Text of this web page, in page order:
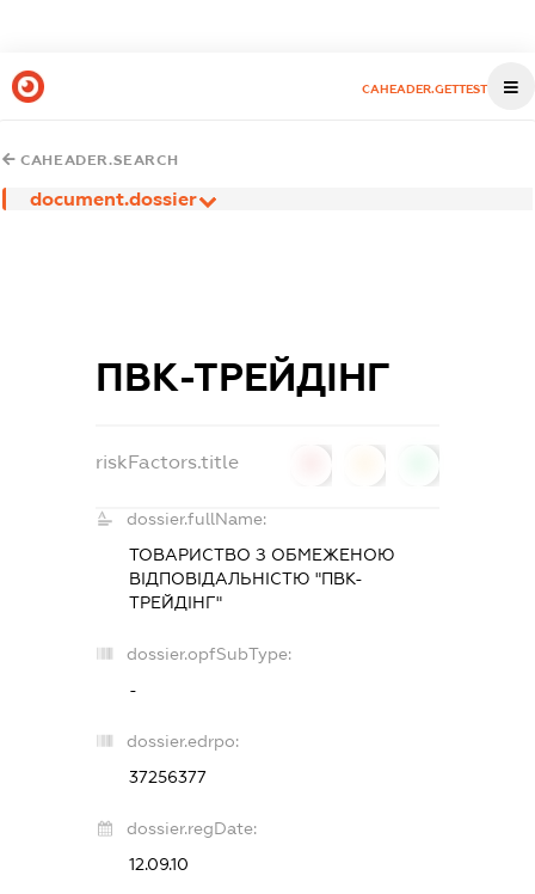
CAHEADER.GETTEST
CAHEADER.SEARCH
document.dossier
ПВК-ТРЕЙДІНГ
riskFactors.title
dossier.fullName:
ТОВАРИСТВО З ОБМЕЖЕНОЮ
ВІДПОВІДАЛЬНІСТЮ "ПВК-
ТРЕЙДІНГ"
dossier.opfSubType:
-
dossier.edrpo:
37256377
dossier.regDate:
12.09.10